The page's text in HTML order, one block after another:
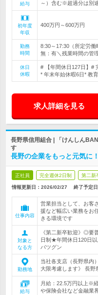
給与 ～）含む※超過分は別
初年度
年収
400万円～600万円
勤務
時間
8:30～17:30（所定労
無：有＼残業時間の管
休日
休暇
# 【年間休日127日】#
* 年末年始休暇6日* 教
求人詳細を見る
長野県信用組合 | 「けんしん
す
長野の企業をもっと元気に
正社員 完全週休2日制 第二新
情報更新日：2026/02/27 終了予定日
仕事内容
営業担当として、お客
援など幅広い業務をお
きる環境です
対象と
なる方
《第二新卒歓迎》◎要
日制★年間休日120日
バツグン
勤務地
当社各支店（長野県内
大限考慮します》 長野
給与
月給：22.5万円以上※
や保険会社など金融業